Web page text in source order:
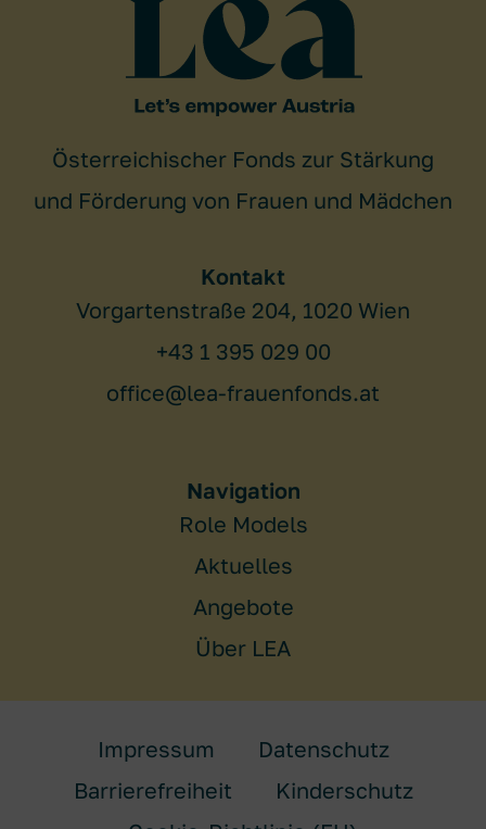
Österreichischer Fonds zur Stärkung
und Förderung von Frauen und Mädchen
Kontakt
Vorgartenstraße 204, 1020 Wien
+43 1 395 029 00
office@lea-frauenfonds.at
Navigation
Role Models
Angebote
Aktuelles
Über LEA
Impressum
Datenschutz
Barrierefreiheit
Kinderschutz